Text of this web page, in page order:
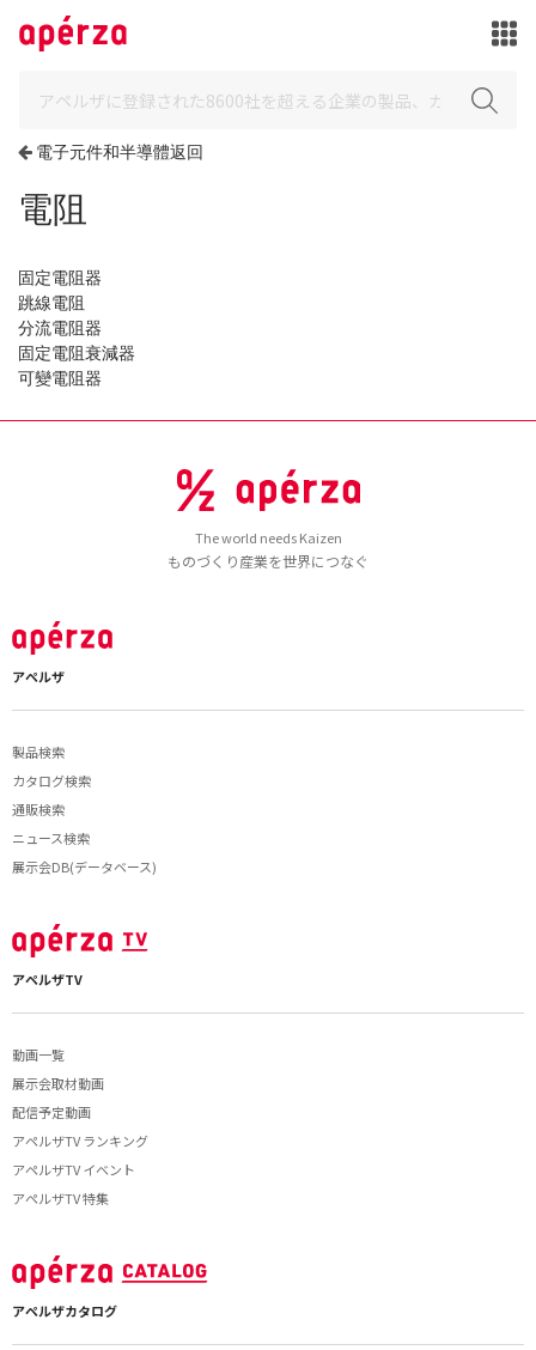
電子元件和半導體返回
電阻
固定電阻器
跳線電阻
分流電阻器
固定電阻衰減器
可變電阻器
The world needs Kaizen
ものづくり産業を世界につなぐ
アペルザ
製品検索
カタログ検索
通販検索
ニュース検索
展示会DB(データベース)
アペルザTV
動画一覧
展示会取材動画
配信予定動画
アペルザTV ランキング
アペルザTV イベント
アペルザTV 特集
アペルザカタログ